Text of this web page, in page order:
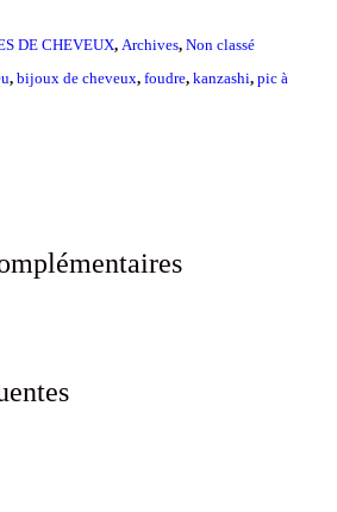
DE CHEVEUX, Archives, Non classé
, bijoux de cheveux, foudre, kanzashi, pic à